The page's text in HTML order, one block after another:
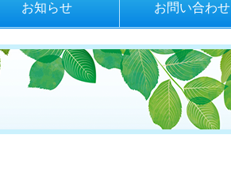
お知らせ お問い合わせ